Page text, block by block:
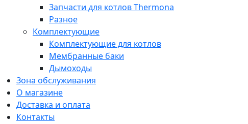
Запчасти для котлов Thermona
Разное
Комплектующие
Комплектующие для котлов
Мембранные баки
Дымоходы
Зона обслуживания
О магазине
Доставка и оплата
Контакты